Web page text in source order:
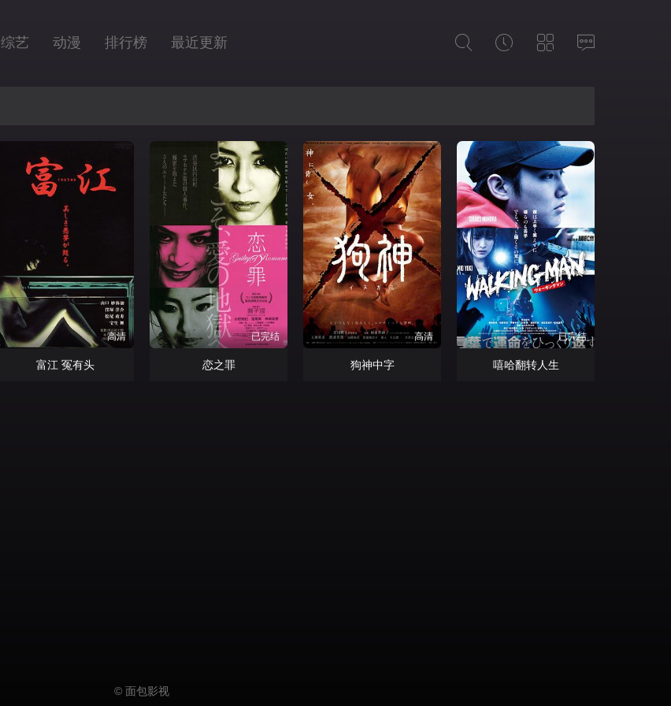
综艺 动漫 排行榜 最近更新
高清
富江 冤有头
已完结
恋之罪
高清
狗神中字
已完结
嘻哈翻转人生
© 面包影视